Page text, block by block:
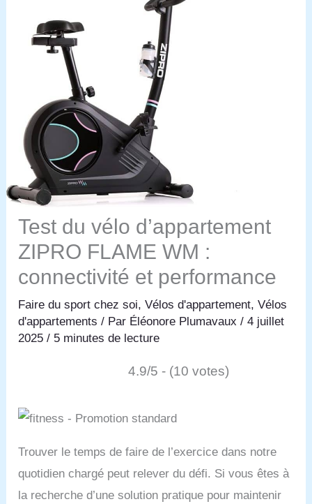
Test du vélo d’appartement
ZIPRO FLAME WM :
connectivité et performance
Faire du sport chez soi,Vélos d'appartement,Vélos
d'appartements / Par Éléonore Plumavaux/4 juillet
2025/ 5 minutes de lecture
4.9/5 - (10 votes)
Trouver le temps de faire de l’exercice dans notre
quotidien chargé peut relever du défi. Si vous êtes à
la recherche d’une solution pratique pour maintenir